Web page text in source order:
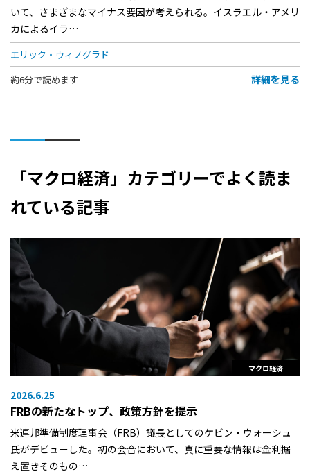
いて、さまざまなマイナス要因が考えられる。イスラエル・アメリ
カによるイラ…
エリック・ウィノグラド
約6分で読めます
詳細を見る
「マクロ経済」カテゴリーでよく読ま
れている記事
マクロ経済
2026.6.25
FRBの新たなトップ、政策方針を提示
米連邦準備制度理事会（FRB）議長としてのケビン・ウォーシュ
氏がデビューした。初の会合において、真に重要な情報は金利据
え置きそのもの…